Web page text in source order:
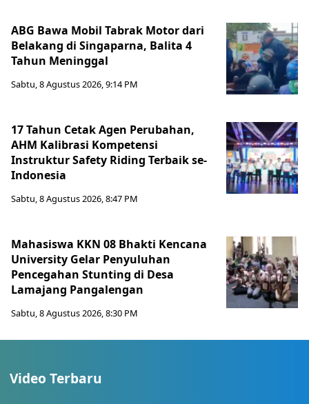
ABG Bawa Mobil Tabrak Motor dari
Belakang di Singaparna, Balita 4
Tahun Meninggal
Sabtu, 8 Agustus 2026, 9:14 PM
17 Tahun Cetak Agen Perubahan,
AHM Kalibrasi Kompetensi
Instruktur Safety Riding Terbaik se-
Indonesia
Sabtu, 8 Agustus 2026, 8:47 PM
Mahasiswa KKN 08 Bhakti Kencana
University Gelar Penyuluhan
Pencegahan Stunting di Desa
Lamajang Pangalengan
Sabtu, 8 Agustus 2026, 8:30 PM
Video Terbaru